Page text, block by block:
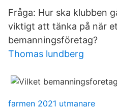
Fråga: Hur ska klubben
viktigt att tänka på när
bemanningsföretag?
Thomas lundberg
farmen 2021 utmanare